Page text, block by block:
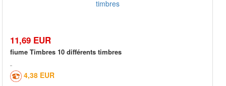
11,69 EUR
fiume Timbres 10 différents timbres
4,38 EUR